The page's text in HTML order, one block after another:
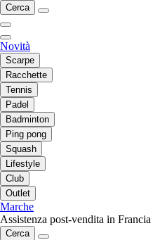
Cerca
Novità
Scarpe
Racchette
Tennis
Padel
Badminton
Ping pong
Squash
Lifestyle
Club
Outlet
Marche
Assistenza post-vendita in Francia
Cerca